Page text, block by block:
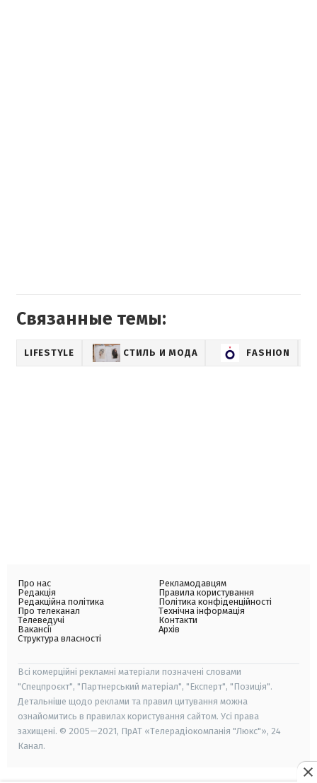
Связанные темы:
LIFESTYLE СТИЛЬ И МОДА FASHION
Про нас
Редакція
Редакційна політика
Про телеканал
Телеведучі
Вакансії
Структура власності
Рекламодавцям
Правила користування
Політика конфіденційності
Технічна інформація
Контакти
Архів
Всі комерційні рекламні матеріали позначені словами
"Спецпроєкт", "Партнерський матеріал", "Експерт", "Позиція".
Детальніше щодо реклами та правил цитування можна
ознайомитись в правилах користування сайтом. Усі права
захищені. © 2005—2021, ПрАТ «Телерадіокомпанія "Люкс"», 24
Канал.